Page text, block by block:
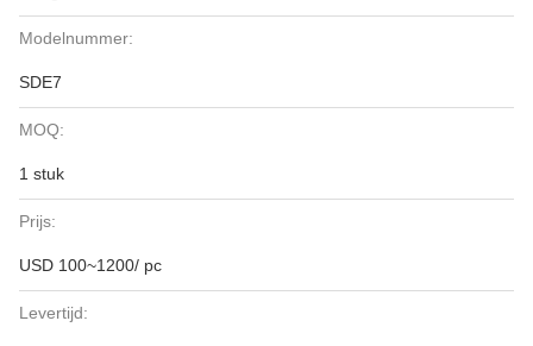
Modelnummer:
SDE7
MOQ:
1 stuk
Prijs:
USD 100~1200/ pc
Levertijd: